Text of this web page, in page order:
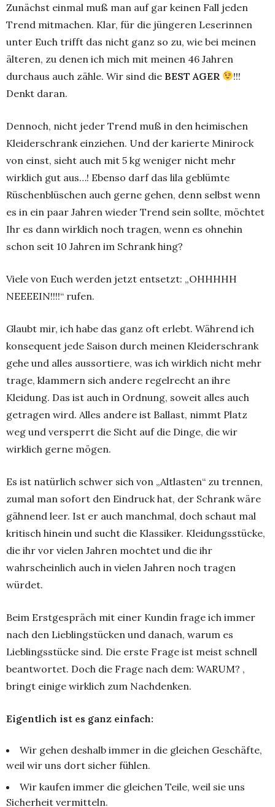
Zunächst einmal muß man auf gar keinen Fall jeden
Trend mitmachen. Klar, für die jüngeren Leserinnen
unter Euch trifft das nicht ganz so zu, wie bei meinen
älteren, zu denen ich mich mit meinen 46 Jahren
durchaus auch zähle. Wir sind die BEST AGER
!!!
Denkt daran.
Dennoch, nicht jeder Trend muß in den heimischen
Kleiderschrank einziehen. Und der karierte Minirock
von einst, sieht auch mit 5 kg weniger nicht mehr
wirklich gut aus…! Ebenso darf das lila geblümte
Rüschenblüschen auch gerne gehen, denn selbst wenn
es in ein paar Jahren wieder Trend sein sollte, möchtet
Ihr es dann wirklich noch tragen, wenn es ohnehin
schon seit 10 Jahren im Schrank hing?
Viele von Euch werden jetzt entsetzt: „OHHHHH
NEEEEIN!!!!“ rufen.
Glaubt mir, ich habe das ganz oft erlebt. Während ich
konsequent jede Saison durch meinen Kleiderschrank
gehe und alles aussortiere, was ich wirklich nicht mehr
trage, klammern sich andere regelrecht an ihre
Kleidung. Das ist auch in Ordnung, soweit alles auch
getragen wird. Alles andere ist Ballast, nimmt Platz
weg und versperrt die Sicht auf die Dinge, die wir
wirklich gerne mögen.
Es ist natürlich schwer sich von „Altlasten“ zu trennen,
zumal man sofort den Eindruck hat, der Schrank wäre
gähnend leer. Ist er auch manchmal, doch schaut mal
kritisch hinein und sucht die Klassiker. Kleidungsstücke,
die ihr vor vielen Jahren mochtet und die ihr
wahrscheinlich auch in vielen Jahren noch tragen
würdet.
Beim Erstgespräch mit einer Kundin frage ich immer
nach den Lieblingstücken und danach, warum es
Lieblingsstücke sind. Die erste Frage ist meist schnell
beantwortet. Doch die Frage nach dem: WARUM? ,
bringt einige wirklich zum Nachdenken.
Eigentlich ist es ganz einfach:
Wir gehen deshalb immer in die gleichen Geschäfte,
weil wir uns dort sicher fühlen.
Wir kaufen immer die gleichen Teile, weil sie uns
Sicherheit vermitteln.